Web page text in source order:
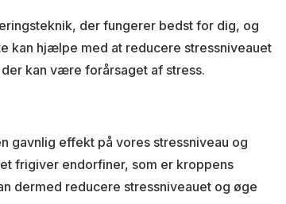
der fungerer bedst for dig, og
kan hjælpe med at reducere stressniveauet
kan være forårsaget af stress.
gavnlig effekt på vores stressniveau og
frigiver endorfiner, som er kroppens
dermed reducere stressniveauet og øge